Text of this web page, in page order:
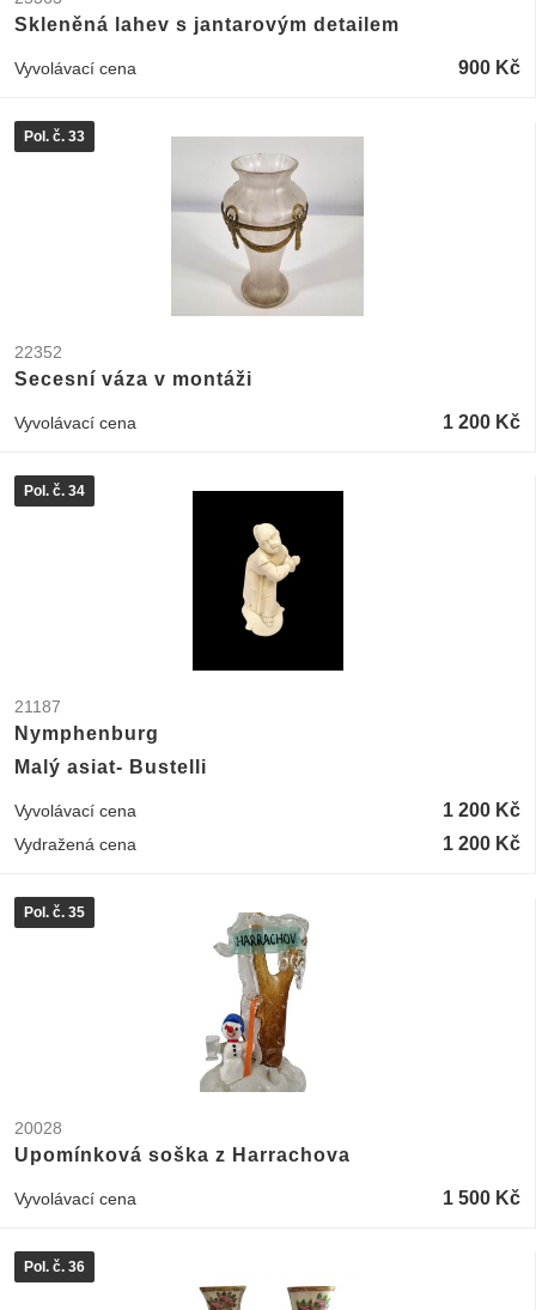
Skleněná lahev s jantarovým detailem
Vyvolávací cena 900 Kč
Pol. č. 33
22352
Secesní váza v montáži
Vyvolávací cena 1 200 Kč
Pol. č. 34
21187
Nymphenburg
Malý asiat- Bustelli
Vyvolávací cena 1 200 Kč
Vydražená cena 1 200 Kč
Pol. č. 35
20028
Upomínková soška z Harrachova
Vyvolávací cena 1 500 Kč
Pol. č. 36